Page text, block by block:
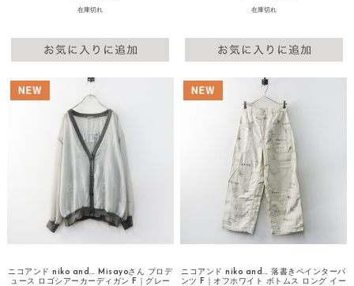
在庫切れ 在庫切れ
ニコアンド niko and... Misayoさん プロデ
ュース ロゴシアーカーディガン F｜グレー
ニコアンド niko and... 落書きペインターパ
ンツ F｜オフホワイト ボトムス ロング イー